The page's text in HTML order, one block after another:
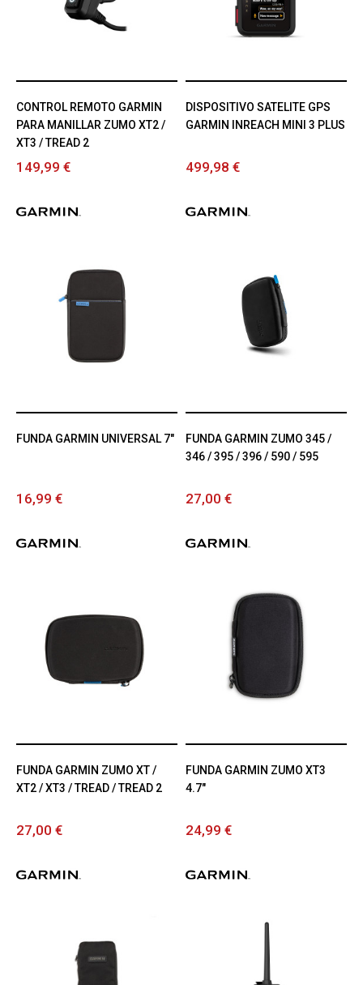
CONTROL REMOTO GARMIN
PARA MANILLAR ZUMO XT2 /
XT3 / TREAD 2
149,99 €
DISPOSITIVO SATELITE GPS
GARMIN INREACH MINI 3 PLUS
499,98 €
FUNDA GARMIN UNIVERSAL 7"
16,99 €
FUNDA GARMIN ZUMO 345 /
346 / 395 / 396 / 590 / 595
27,00 €
FUNDA GARMIN ZUMO XT /
XT2 / XT3 / TREAD / TREAD 2
27,00 €
FUNDA GARMIN ZUMO XT3
4.7"
24,99 €